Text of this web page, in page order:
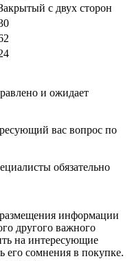
с двух сторон
и ожидает
вас вопрос по
обязательно
информации
другого важного
на интересующие
его сомнения в покупке.